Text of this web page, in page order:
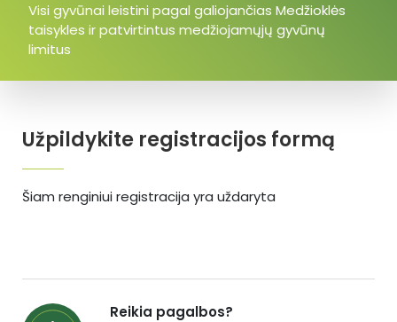
Užpildykite registracijos formą
Šiam renginiui registracija yra uždaryta
Visi gyvūnai leistini pagal galiojančias Medžioklės
taisykles ir patvirtintus medžiojamųjų gyvūnų
limitus
Reikia pagalbos?